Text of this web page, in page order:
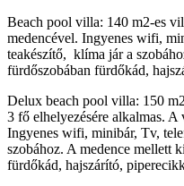
Beach pool villa: 140 m2-es
medencével. Ingyenes wifi,
teakészítő, klíma jár a
fürdőszobában fürdőkád,
Delux beach pool villa: 150
3 fő elhelyezésére alkalmas.
Ingyenes wifi, minibár, Tv,
szobához. A medence mellett
fürdőkád, hajszárító,